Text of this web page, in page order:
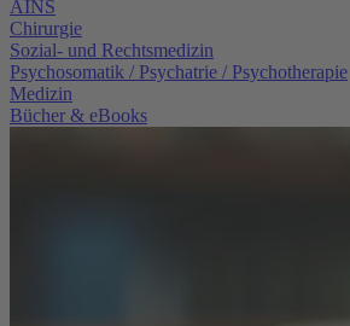
AINS
Chirurgie
Sozial- und Rechtsmedizin
Psychosomatik / Psychatrie / Psychotherapie
Medizin
Bücher & eBooks